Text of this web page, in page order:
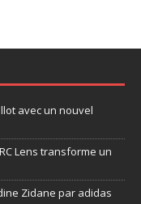
avec un nouvel
Lens transforme un
Zidane par adidas